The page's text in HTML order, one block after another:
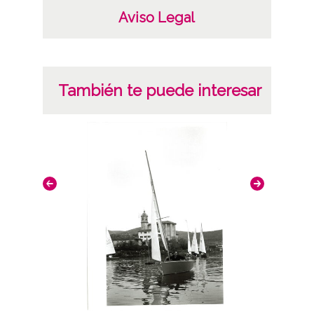
Aviso Legal
También te puede interesar